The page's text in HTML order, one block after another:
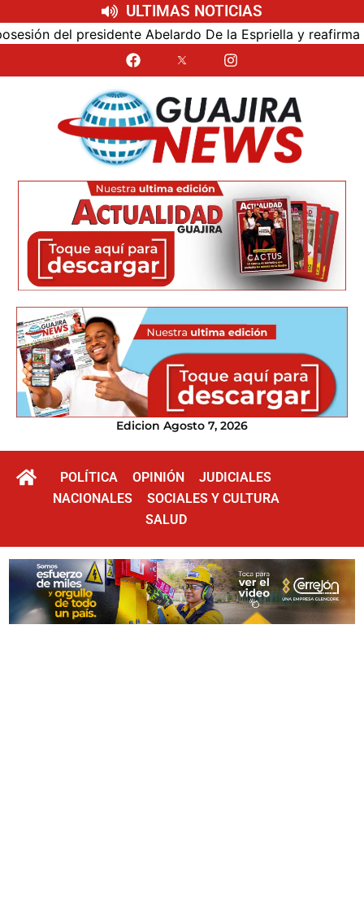
ULTIMAS NOTICIAS
del presidente Abelardo De la Espriella y reafirma su
Edicion Agosto 7, 2026
POLÍTICA OPINIÓN
JUDICIALES
NACIONALES
SOCIALES Y CULTURA
SALUD